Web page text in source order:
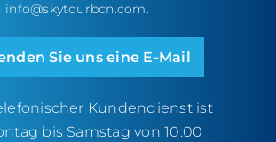
info@skytourbcn.com.
Sie uns eine E-Mail
Kundendienst ist
bis Samstag von 10:00